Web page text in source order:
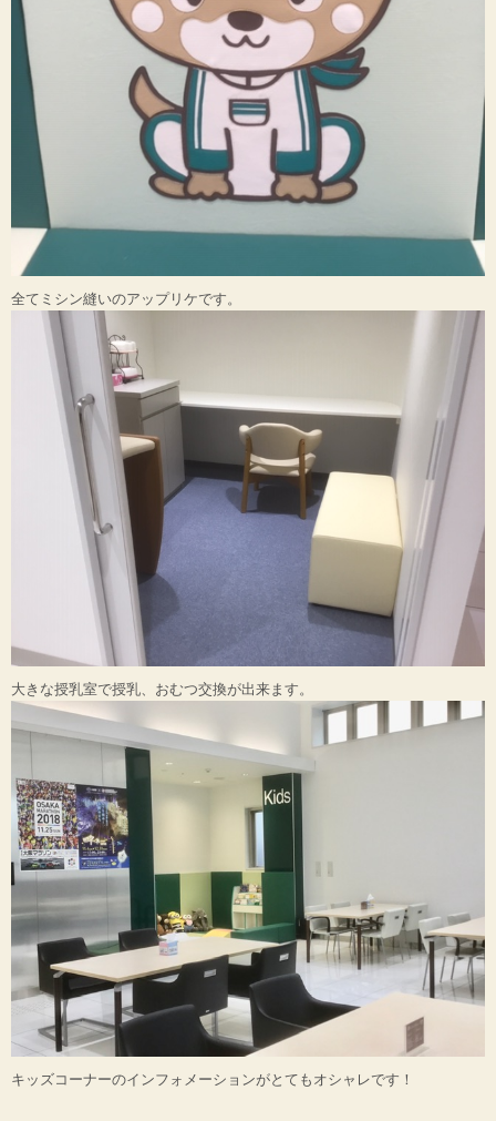
全てミシン縫いのアップリケです。
大きな授乳室で授乳、おむつ交換が出来ます。
キッズコーナーのインフォメーションがとてもオシャレです！